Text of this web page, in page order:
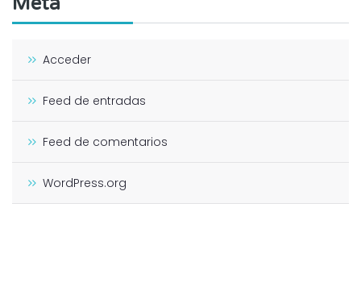
Acceder
Feed de entradas
Feed de comentarios
WordPress.org